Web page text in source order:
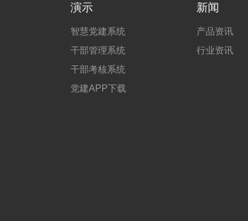
演示
智慧党建系统
干部管理系统
干部考核系统
党建APP下载
新闻
产品资讯
行业资讯